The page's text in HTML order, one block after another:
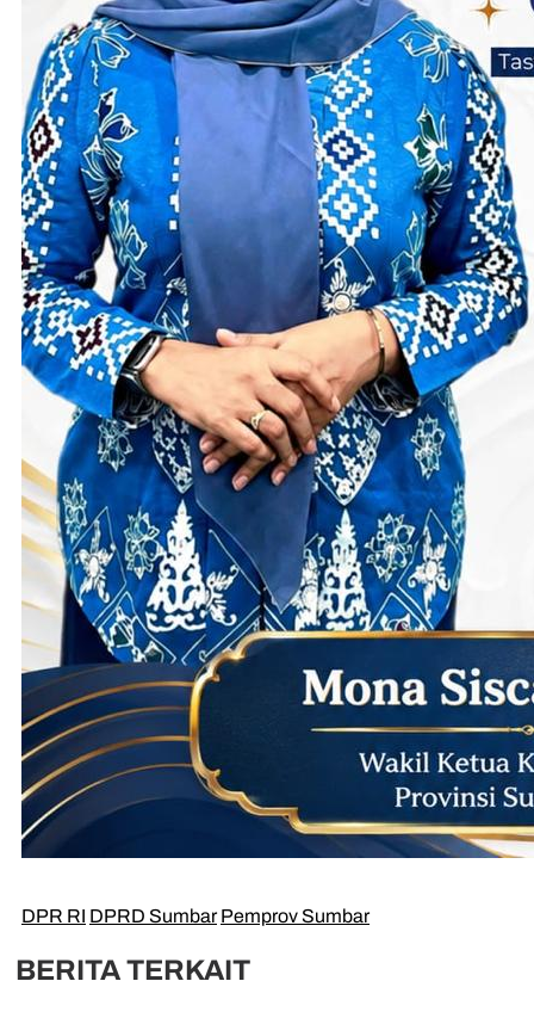
DPR RI DPRD Sumbar Pemprov Sumbar
BERITA TERKAIT